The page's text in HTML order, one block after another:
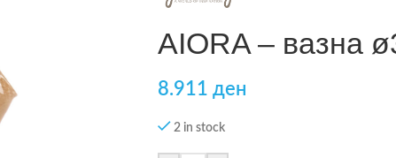
AIORA – вазна
8.911 ден
2 in stock